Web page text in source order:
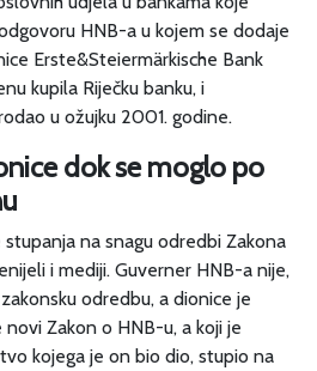
HNB-a u kojem se dodaje
Erste&Steiermärkische Bank
kupila Riječku banku, i
u ožujku 2001. godine.
dok se moglo po
na snagu odredbi Zakona
i mediji. Guverner HNB-a nije,
odredbu, a dionice je
Zakon o HNB-u, a koji je
kojega je on bio dio, stupio na